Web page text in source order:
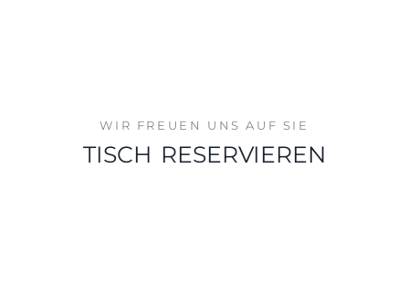
WIR FREUEN UNS AUF SIE
TISCH RESERVIEREN